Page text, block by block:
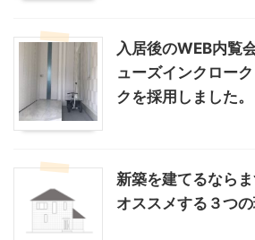
入居後のWEB内覧
ューズインクロー
クを採用しました。
新築を建てるなら
オススメする３つ